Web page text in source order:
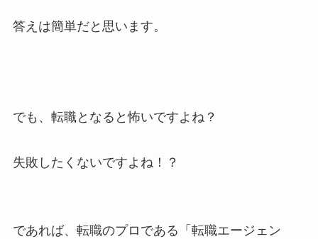
答えは簡単だと思います。
でも、転職となると怖いですよね？
失敗したくないですよね！？
であれば、転職のプロである「転職エージェン